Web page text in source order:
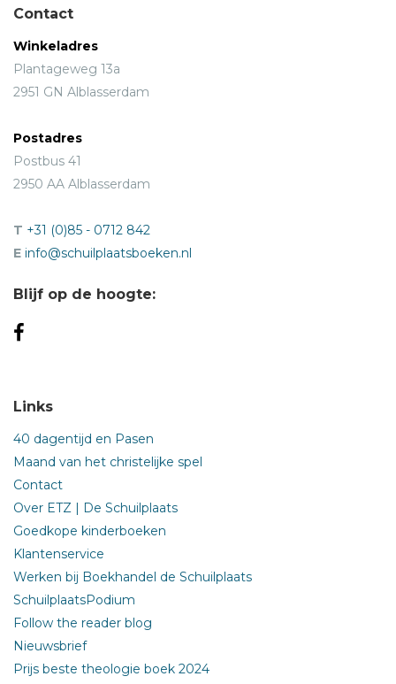
Contact
Winkeladres
Plantageweg 13a
2951 GN Alblasserdam
Postadres
Postbus 41
2950 AA Alblasserdam
T +31 (0)85 - 0712 842
E info@schuilplaatsboeken.nl
Blijf op de hoogte:
Links
40 dagentijd en Pasen
Maand van het christelijke spel
Contact
Over ETZ | De Schuilplaats
Goedkope kinderboeken
Klantenservice
Werken bij Boekhandel de Schuilplaats
SchuilplaatsPodium
Follow the reader blog
Nieuwsbrief
Prijs beste theologie boek 2024